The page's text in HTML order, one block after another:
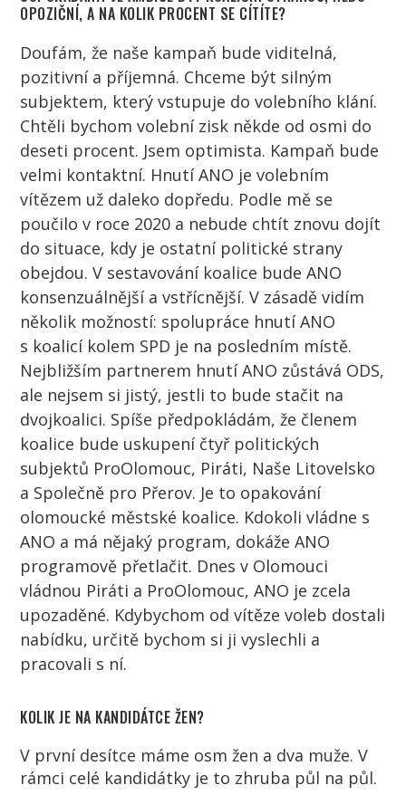
OPOZIČNÍ, A NA KOLIK PROCENT SE CÍTÍTE?
Doufám, že naše kampaň bude viditelná,
pozitivní a příjemná. Chceme být silným
subjektem, který vstupuje do volebního klání.
Chtěli bychom volební zisk někde od osmi do
deseti procent. Jsem optimista. Kampaň bude
velmi kontaktní. Hnutí ANO je volebním
vítězem už daleko dopředu. Podle mě se
poučilo v roce 2020 a nebude chtít znovu dojít
do situace, kdy je ostatní politické strany
obejdou. V sestavování koalice bude ANO
konsenzuálnější a vstřícnější. V zásadě vidím
několik možností: spolupráce hnutí ANO
s koalicí kolem SPD je na posledním místě.
Nejbližším partnerem hnutí ANO zůstává ODS,
ale nejsem si jistý, jestli to bude stačit na
dvojkoalici. Spíše předpokládám, že členem
koalice bude uskupení čtyř politických
subjektů ProOlomouc, Piráti, Naše Litovelsko
a Společně pro Přerov. Je to opakování
olomoucké městské koalice. Kdokoli vládne s
ANO a má nějaký program, dokáže ANO
programově přetlačit. Dnes v Olomouci
vládnou Piráti a ProOlomouc, ANO je zcela
upozaděné. Kdybychom od vítěze voleb dostali
nabídku, určitě bychom si ji vyslechli a
pracovali s ní.
KOLIK JE NA KANDIDÁTCE ŽEN?
V první desítce máme osm žen a dva muže. V
rámci celé kandidátky je to zhruba půl na půl.